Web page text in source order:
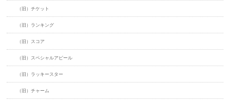
（旧）チケット
（旧）ランキング
（旧）スコア
（旧）スペシャルアピール
（旧）ラッキースター
（旧）チャーム